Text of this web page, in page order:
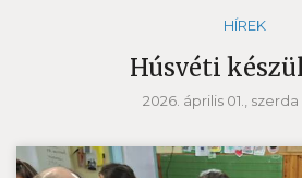
HÍREK
Húsvéti
2026. április 01., szerda